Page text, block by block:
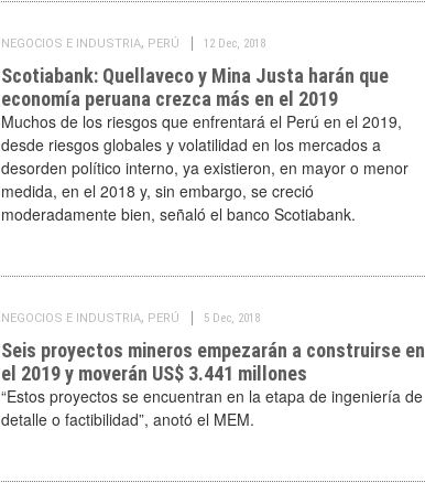
NEGOCIOS E INDUSTRIA, PERÚ 12 Dec, 2018
Scotiabank: Quellaveco y Mina Justa harán que
economía peruana crezca más en el 2019
Muchos de los riesgos que enfrentará el Perú en el 2019,
desde riesgos globales y volatilidad en los mercados a
desorden político interno, ya existieron, en mayor o menor
medida, en el 2018 y, sin embargo, se creció
moderadamente bien, señaló el banco Scotiabank.
NEGOCIOS E INDUSTRIA, PERÚ 5 Dec, 2018
Seis proyectos mineros empezarán a construirse en
el 2019 y moverán US$ 3.441 millones
“Estos proyectos se encuentran en la etapa de ingeniería de
detalle o factibilidad”, anotó el MEM.